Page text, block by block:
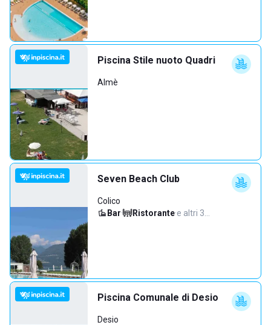
Piscina Stile nuoto Quadri
Almè
Seven Beach Club
Colico
Bar· Ristorante·e altri 3…
Piscina Comunale di Desio
Desio